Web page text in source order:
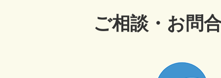
ご相談・お問
三